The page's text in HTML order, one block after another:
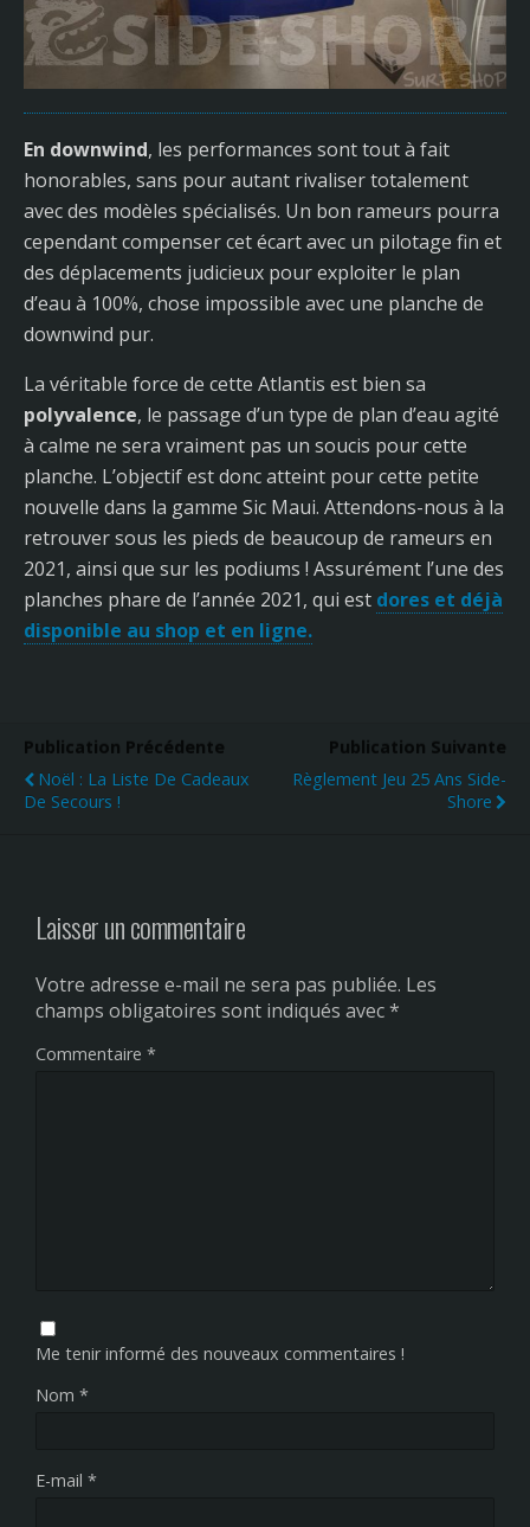
En downwind, les performances sont tout à fait
honorables, sans pour autant rivaliser totalement
avec des modèles spécialisés. Un bon rameurs pourra
cependant compenser cet écart avec un pilotage fin et
des déplacements judicieux pour exploiter le plan
d’eau à 100%, chose impossible avec une planche de
downwind pur.
La véritable force de cette Atlantis est bien sa
polyvalence, le passage d’un type de plan d’eau agité
à calme ne sera vraiment pas un soucis pour cette
planche. L’objectif est donc atteint pour cette petite
nouvelle dans la gamme Sic Maui. Attendons-nous à la
retrouver sous les pieds de beaucoup de rameurs en
2021, ainsi que sur les podiums ! Assurément l’une des
planches phare de l’année 2021, qui est dores et déjà
disponible au shop et en ligne.
Publication Précédente
Noël : La Liste De Cadeaux
De Secours !
Publication Suivante
Règlement Jeu 25 Ans Side-
Shore
Laisser un commentaire
Votre adresse e-mail ne sera pas publiée. Les
champs obligatoires sont indiqués avec*
Commentaire *
Me tenir informé des nouveaux commentaires !
Nom *
E-mail *